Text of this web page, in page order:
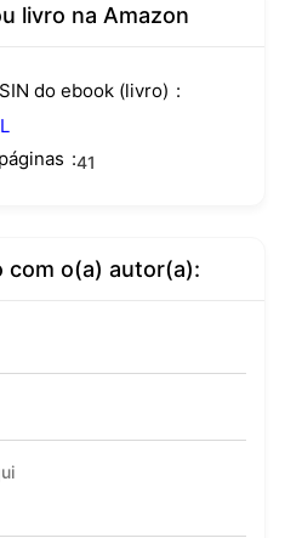
livro na Amazon
do ebook (livro)
41
com o(a) autor(a):